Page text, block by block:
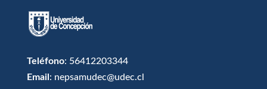
Teléfono: 56412203344
Email : nepsamudec@udec.cl